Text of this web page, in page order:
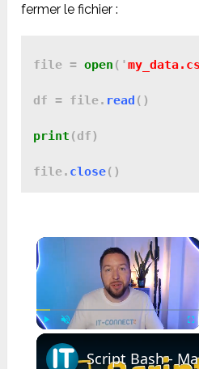
fermer le fichier :
file = open ('
df = file. read ()
print (df)
file. close()
×